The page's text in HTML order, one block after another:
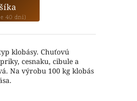
klobásy. Chuťovú
cesnaku, cibule a
Na výrobu 100 kg klobás